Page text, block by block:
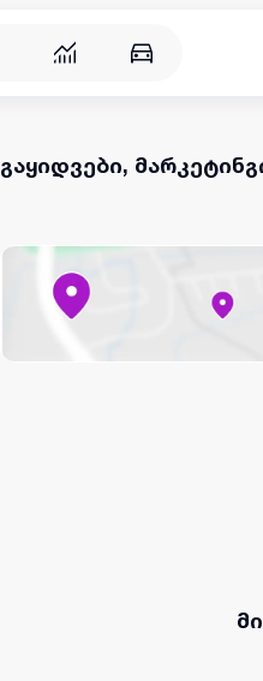
გაყიდვები,